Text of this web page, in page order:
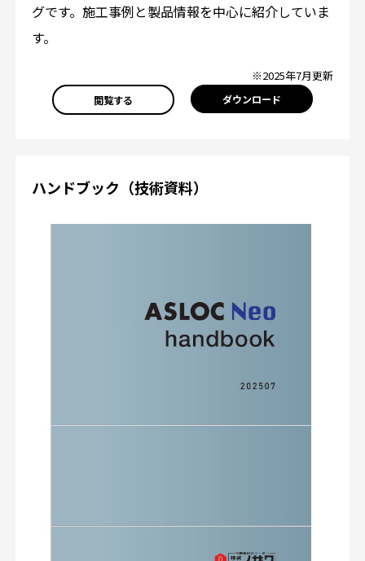
グです。施工事例と製品情報を中心に紹介していま
す。
※2025年7月更新
閲覧する ダウンロード
ハンドブック（技術資料）